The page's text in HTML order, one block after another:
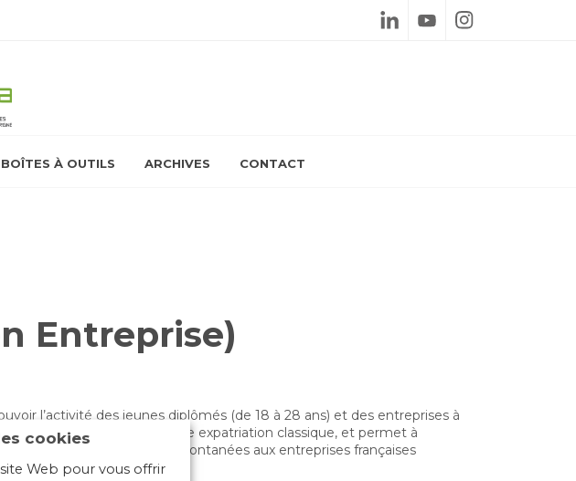
BOÎTES À OUTILS ARCHIVES CONTACT
Entreprise)
l’activité des jeunes diplômés (de 18 à 28 ans) et des entreprises à
simplifiées par rapport à une expatriation classique, et permet à
leurs candidatures spontanées aux entreprises françaises
officiel du V.I.E | V.I.A
cookies
Web pour vous offrir